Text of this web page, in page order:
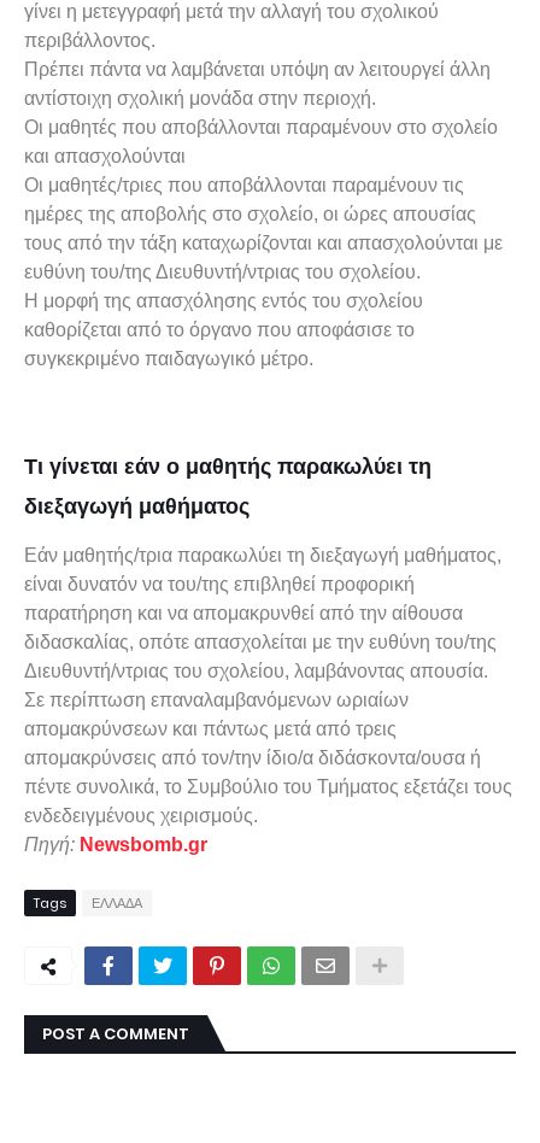
γίνει η μετεγγραφή μετά την αλλαγή του σχολικού
περιβάλλοντος.
Πρέπει πάντα να λαμβάνεται υπόψη αν λειτουργεί άλλη
αντίστοιχη σχολική μονάδα στην περιοχή.
Οι μαθητές που αποβάλλονται παραμένουν στο σχολείο
και απασχολούνται
Οι μαθητές/τριες που αποβάλλονται παραμένουν τις
ημέρες της αποβολής στο σχολείο, οι ώρες απουσίας
τους από την τάξη καταχωρίζονται και απασχολούνται με
ευθύνη του/της Διευθυντή/ντριας του σχολείου.
Η μορφή της απασχόλησης εντός του σχολείου
καθορίζεται από το όργανο που αποφάσισε το
συγκεκριμένο παιδαγωγικό μέτρο.
Τι γίνεται εάν ο μαθητής παρακωλύει τη
διεξαγωγή μαθήματος
Εάν μαθητής/τρια παρακωλύει τη διεξαγωγή μαθήματος,
είναι δυνατόν να του/της επιβληθεί προφορική
παρατήρηση και να απομακρυνθεί από την αίθουσα
διδασκαλίας, οπότε απασχολείται με την ευθύνη του/της
Διευθυντή/ντριας του σχολείου, λαμβάνοντας απουσία.
Σε περίπτωση επαναλαμβανόμενων ωριαίων
απομακρύνσεων και πάντως μετά από τρεις
απομακρύνσεις από τον/την ίδιο/α διδάσκοντα/ουσα ή
πέντε συνολικά, το Συμβούλιο του Τμήματος εξετάζει τους
ενδεδειγμένους χειρισμούς.
Πηγή: Newsbomb.gr
Tags ΕΛΛΑΔΑ
POST A COMMENT